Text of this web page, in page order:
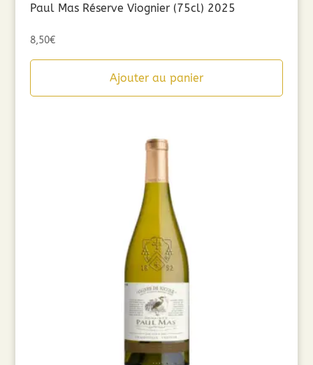
Paul Mas Réserve Viognier (75cl) 2025
8,50€
Ajouter au panier